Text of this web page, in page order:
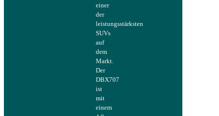
einer
der
leistungsstärksten
SUVs
auf
dem
Markt.
Der
DBX707
ist
mit
einem